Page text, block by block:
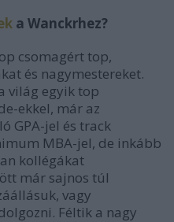
a Wanckrhez?
csomagért top,
és nagymestereket.
világ egyik top
ekkel, már az
GPA-jel és track
MBA-jel, de inkább
kollégákat
már sajnos túl
vagy
Féltik a nagy